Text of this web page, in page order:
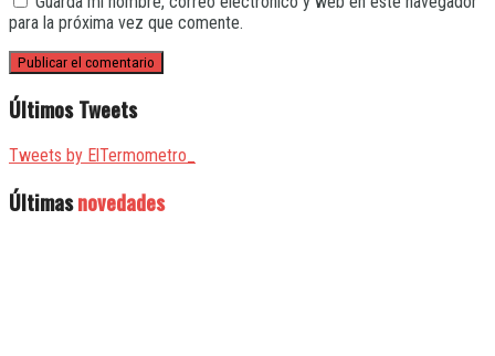
para la próxima vez que comente.
Últimos Tweets
Tweets by ElTermometro_
Últimasnovedades